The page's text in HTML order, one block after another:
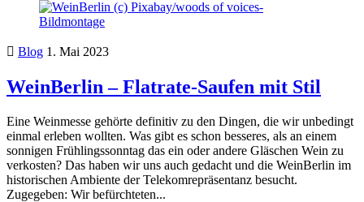
Blog 1. Mai 2023
WeinBerlin – Flatrate-Saufen mit Stil
Eine Weinmesse gehörte definitiv zu den Dingen, die wir unbedingt
einmal erleben wollten. Was gibt es schon besseres, als an einem
sonnigen Frühlingssonntag das ein oder andere Gläschen Wein zu
verkosten? Das haben wir uns auch gedacht und die WeinBerlin im
historischen Ambiente der Telekomrepräsentanz besucht.
Zugegeben: Wir befürchteten...